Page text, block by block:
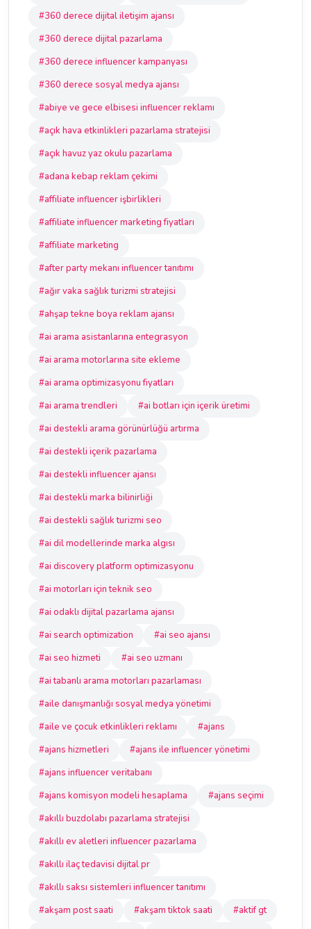
#360 derece dijital iletişim ajansı
#360 derece dijital pazarlama
#360 derece influencer kampanyası
#360 derece sosyal medya ajansı
#abiye ve gece elbisesi influencer reklamı
#açık hava etkinlikleri pazarlama stratejisi
#açık havuz yaz okulu pazarlama
#adana kebap reklam çekimi
#affiliate influencer işbirlikleri
#affiliate influencer marketing fiyatları
#affiliate marketing
#after party mekanı influencer tanıtımı
#ağır vaka sağlık turizmi stratejisi
#ahşap tekne boya reklam ajansı
#ai arama asistanlarına entegrasyon
#ai arama motorlarına site ekleme
#ai arama optimizasyonu fiyatları
#ai arama trendleri
#ai botları için içerik üretimi
#ai destekli arama görünürlüğü artırma
#ai destekli içerik pazarlama
#ai destekli influencer ajansı
#ai destekli marka bilinirliği
#ai destekli sağlık turizmi seo
#ai dil modellerinde marka algısı
#ai discovery platform optimizasyonu
#ai motorları için teknik seo
#ai odaklı dijital pazarlama ajansı
#ai search optimization
#ai seo ajansı
#ai seo hizmeti
#ai seo uzmanı
#ai tabanlı arama motorları pazarlaması
#aile danışmanlığı sosyal medya yönetimi
#aile ve çocuk etkinlikleri reklamı
#ajans
#ajans hizmetleri
#ajans ile influencer yönetimi
#ajans influencer veritabanı
#ajans komisyon modeli hesaplama
#ajans seçimi
#akıllı buzdolabı pazarlama stratejisi
#akıllı ev aletleri influencer pazarlama
#akıllı ilaç tedavisi dijital pr
#akıllı saksı sistemleri influencer tanıtımı
#akşam post saati
#akşam tiktok saati
#aktif gt